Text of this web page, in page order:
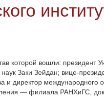
которой вошли:
Заки Зейдан; вице-
директор
— филиала РАНХиГС,